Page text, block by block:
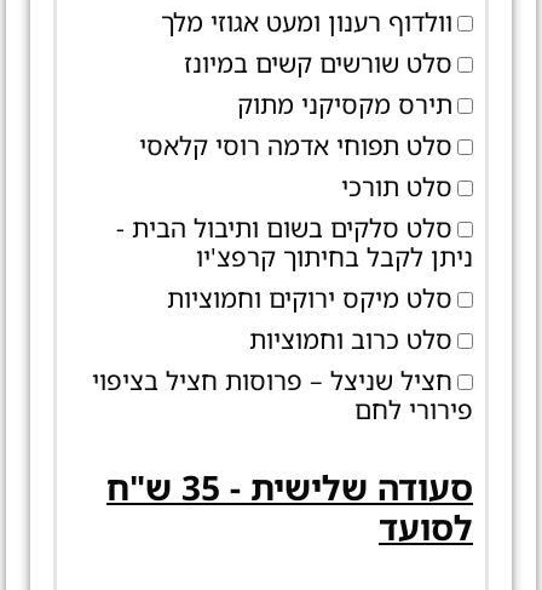
וולדוף רענון ומעט אגוזי מלך
סלט שורשים קשים במיונז
תירס מקסיקני מתוק
סלט תפוחי אדמה רוסי קלאסי
סלט תורכי
סלט סלקים בשום ותיבול הבית -
ניתן לקבל בחיתוך קרפצ'יו
סלט מיקס ירוקים וחמוציות
סלט כרוב וחמוציות
חציל שניצל – פרוסות חציל בציפוי
פירורי לחם
סעודה שלישית - 35 ש"ח
לסועד